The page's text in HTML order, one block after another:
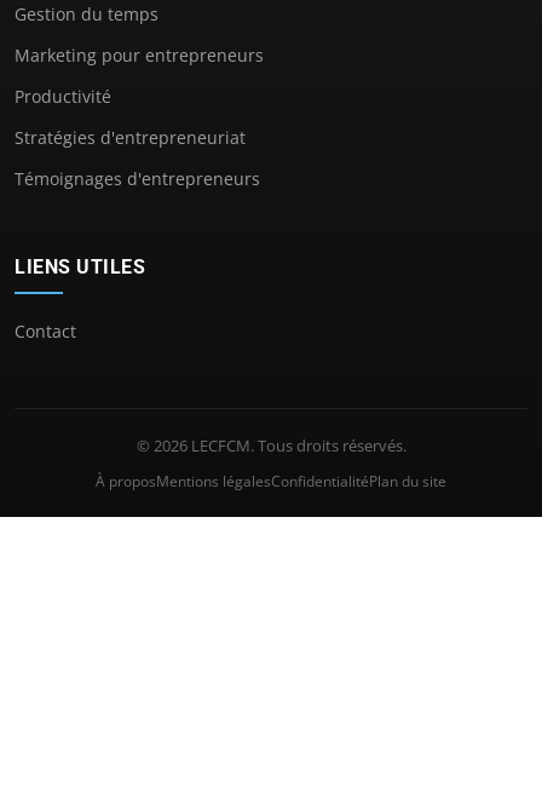
Gestion du temps
Marketing pour entrepreneurs
Productivité
Stratégies d'entrepreneuriat
Témoignages d'entrepreneurs
LIENS UTILES
Contact
© 2026 LECFCM. Tous droits réservés.
À proposMentions légalesConfidentialitéPlan du site